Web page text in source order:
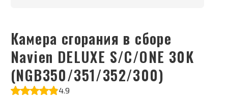
Камера сгорания в сборе
Navien DELUXE S/C/ONE 30K
(NGB350/351/352/300)
4.9